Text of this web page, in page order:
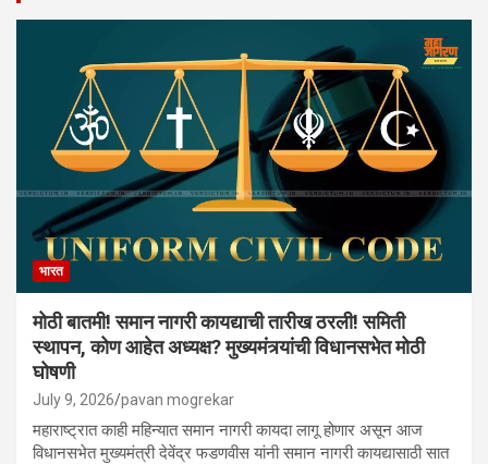
भारत
मोठी बातमी! समान नागरी कायद्याची तारीख ठरली! समिती
स्थापन, कोण आहेत अध्यक्ष? मुख्यमंत्र्यांची विधानसभेत मोठी
घोषणी
July 9, 2026 pavan mogrekar
महाराष्ट्रात काही महिन्यात समान नागरी कायदा लागू होणार असून आज
विधानसभेत मुख्यमंत्री देवेंद्र फडणवीस यांनी समान नागरी कायद्यासाठी सात